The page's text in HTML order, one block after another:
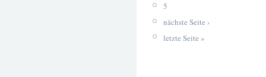
5
nächste Seite ›
letzte Seite »